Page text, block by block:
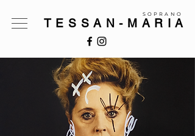
SOPRANO
TESSAN-MARIA